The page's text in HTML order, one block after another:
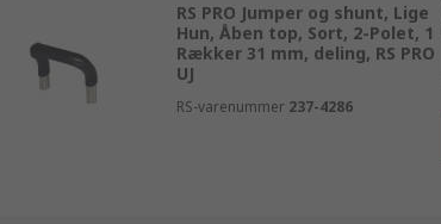
RS PRO Jumper og shunt, Lige
Hun, Åben top, Sort, 2-Polet, 1
Rækker 31 mm, deling, RS PRO
UJ
RS-varenummer 237-4286